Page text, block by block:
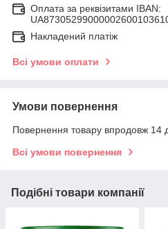
Оплата за реквізитами IBAN:
Накладений платіж
Всі умови оплати
Умови повернення
Повернення товару впродовж 14
Всі умови повернення
Подібні товари компанії